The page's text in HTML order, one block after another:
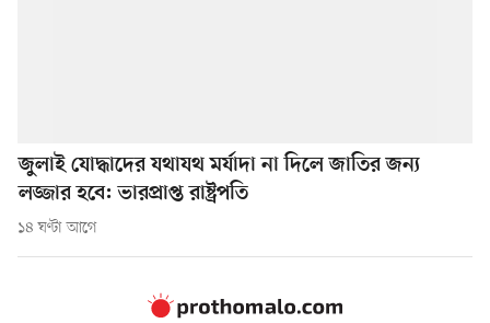
জুলাই যোদ্ধাদের যথাযথ মর্যাদা না দিলে জাতির জন্য
লজ্জার হবে: ভারপ্রাপ্ত রাষ্ট্রপতি
১৪ ঘণ্টা আগে